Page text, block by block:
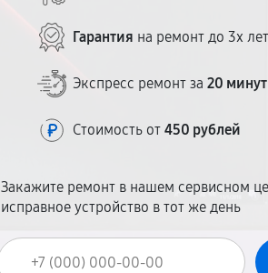
Гарантия на ремонт до 3х лет
Экспресс ремонт за20 минут
Стоимость от450 рублей
Закажите ремонт в нашем сервисном
исправное устройство в тот же день